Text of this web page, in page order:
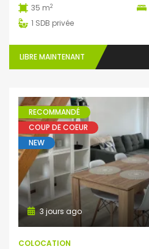
35 m2
1 SDB privée
LIBRE MAINTENANT
RECOMMANDÉ
COUP DE COEUR
NEW
3 jours ago
COLOCATION